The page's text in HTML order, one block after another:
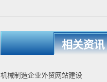
相关资讯
机械制造企业外贸网站建设